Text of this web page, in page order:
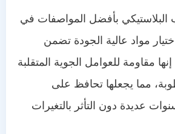
البلاستيكي بأفضل المواصفات في
مواد عالية الجودة تضمن
إنها مقاومة للعوامل الجوية المتقلبة
مما يجعلها تحافظ على
عديدة دون التأثر بالتغيرات